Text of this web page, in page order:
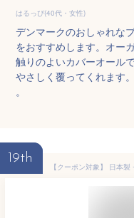
はるっぴ(40代・女性)
デンマークのおしゃれな
をおすすめします。オー
触りのよいカバーオール
やさしく覆ってくれます
。
19th